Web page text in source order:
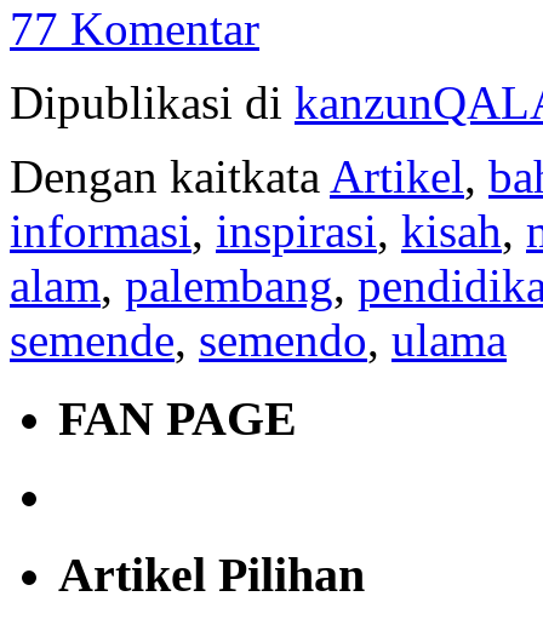
77 Komentar
Dipublikasi di
Dengan kaitkata Artikel,
informasi, inspirasi, kisah,
alam, palembang,
semende, semendo, ulama
FAN PAGE
Artikel Pilihan